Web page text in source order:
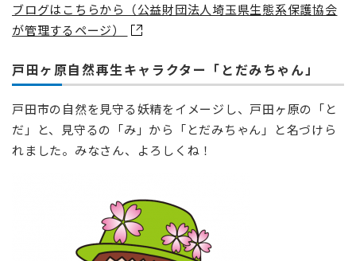
ブログはこちらから（公益財団法人埼玉県生態系保護協会
が管理するページ）
戸田ヶ原自然再生キャラクター「とだみちゃん」
戸田市の自然を見守る妖精をイメージし、戸田ヶ原の「と
だ」と、見守るの「み」から「とだみちゃん」と名づけら
れました。みなさん、よろしくね！